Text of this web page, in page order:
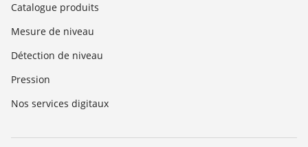
Catalogue produits
Mesure de niveau
Détection de niveau
Pression
Nos services digitaux